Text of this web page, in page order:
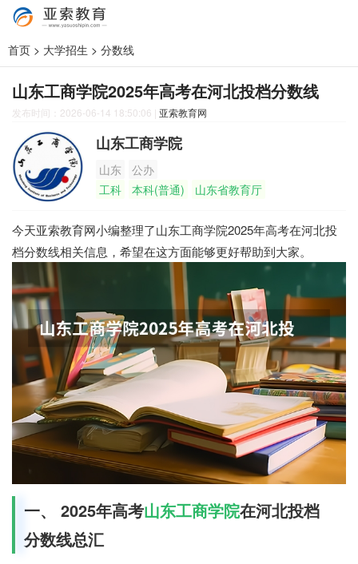
首页 > 大学招生 > 分数线
山东工商学院2025年高考在河北投档分数线
发布时间：2026-06-14 18:50:06 | 亚索教育网
山东工商学院
山东
公办
工科
本科(普通) 山东省教育厅
今天亚索教育网小编整理了山东工商学院2025年高考在河北投
档分数线相关信息，希望在这方面能够更好帮助到大家。
一、 2025年高考山东工商学院在河北投档
分数线总汇